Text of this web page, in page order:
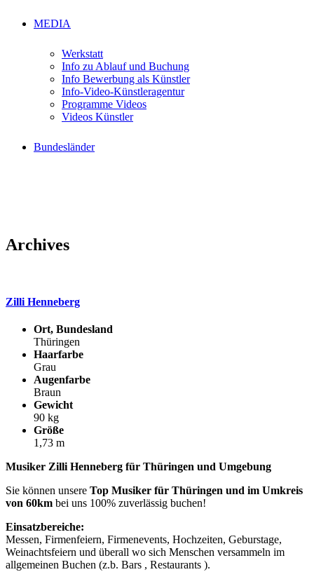
MEDIA
Werkstatt
Info zu Ablauf und Buchung
Info Bewerbung als Künstler
Info-Video-Künstleragentur
Programme Videos
Videos Künstler
Bundesländer
Archives
Zilli Henneberg
Ort, Bundesland
Thüringen
Haarfarbe
Grau
Augenfarbe
Braun
Gewicht
90 kg
Größe
1,73 m
Musiker Zilli Henneberg für Thüringen und Umgebung
Sie können unsere Top Musiker für Thüringen und im Umkreis
von 60km bei uns 100% zuverlässig buchen!
Einsatzbereiche:
Messen, Firmenfeiern, Firmenevents, Hochzeiten, Geburstage,
Weinachtsfeiern und überall wo sich Menschen versammeln im
allgemeinen Buchen (z.b. Bars , Restaurants ).